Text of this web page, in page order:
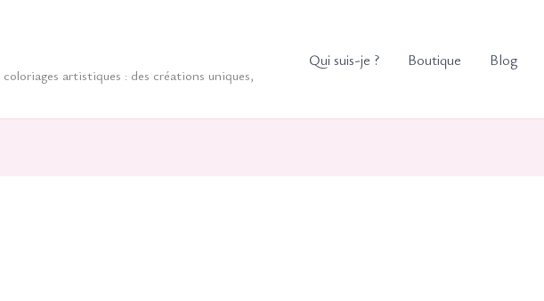
artistiques : des créations uniques,
Qui suis-je ? Boutique Blog